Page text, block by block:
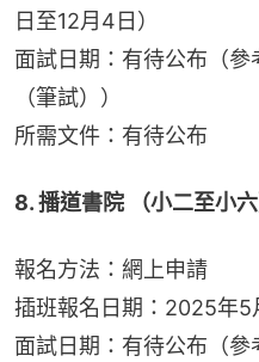
日至12月4日）
面試日期：有待公布（
（筆試））
所需文件：有待公布
8. 播道書院 （小二至小六
報名方法：網上申請
插班報名日期：2025年5
面試日期：有待公布（參